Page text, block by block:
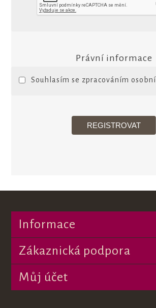
Právní informace
Souhlasím se zpracováním
Informace
Zákaznická podpora
Můj účet